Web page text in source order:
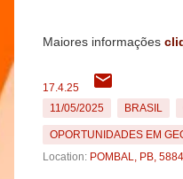
Maiores informações
17.4.25
11/05/2025
BRASIL
OPORTUNIDADES EM
Location: POMBAL, PB,